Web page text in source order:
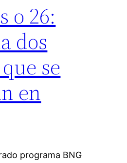
o 26:
dos
se
en
programa BNG